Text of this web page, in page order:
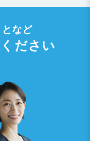
など
ださい